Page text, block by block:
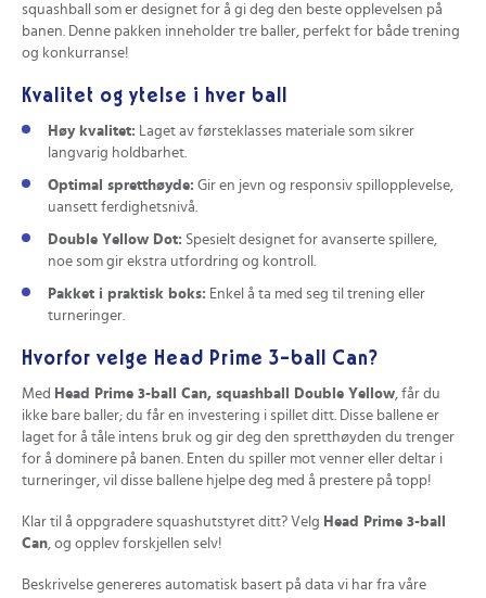
squashball som er designet for å gi deg den beste opplevelsen på
banen. Denne pakken inneholder tre baller, perfekt for både trening
og konkurranse!
Kvalitet og ytelse i hver ball
Høy kvalitet: Laget av førsteklasses materiale som sikrer
langvarig holdbarhet.
Optimal spretthøyde: Gir en jevn og responsiv spillopplevelse,
uansett ferdighetsnivå.
Double Yellow Dot: Spesielt designet for avanserte spillere,
noe som gir ekstra utfordring og kontroll.
Pakket i praktisk boks: Enkel å ta med seg til trening eller
turneringer.
Hvorfor velge Head Prime 3-ball Can?
Med Head Prime 3-ball Can, squashball Double Yellow, får du
ikke bare baller; du får en investering i spillet ditt. Disse ballene er
laget for å tåle intens bruk og gir deg den spretthøyden du trenger
for å dominere på banen. Enten du spiller mot venner eller deltar i
turneringer, vil disse ballene hjelpe deg med å prestere på topp!
Klar til å oppgradere squashutstyret ditt? Velg Head Prime 3-ball
Can, og opplev forskjellen selv!
Beskrivelse genereres automatisk basert på data vi har fra våre